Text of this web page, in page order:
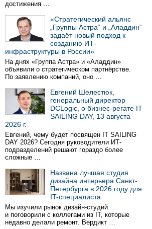
достижения …
«Стратегический альянс
„Группы Астра“ и „Аладдин“
задаёт новый подход к
созданию ИТ-
инфраструктуры в России»
На днях «Группа Астра» и «Аладдин»
объявили о стратегическом партнёрстве.
По заявлению компаний, оно …
Евгений Шелестюк,
генеральный директор
DCLogic, о бизнес-регате IT
SAILING DAY, 13 августа
2026 г.
Евгений, чему будет посвящен IT SAILING
DAY 2026? Сегодня руководители ИТ-
подразделений решают гораздо более
сложные …
Названа лучшая студия
дизайна интерьера Санкт-
Петербурга в 2026 году для
IT-специалиста
Мы изучили рынок дизайн-студий
и поговорили с коллегами из IT, которые
недавно делали ремонт. Вердикт …